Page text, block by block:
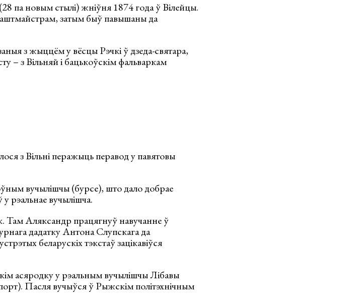
па новым стылі) жніўня 1874 года ў Вілейцы.
затым быў павышаны да
з жыццём у вёсцы Рэчкі ў дзеда-святара,
– з Вільняй і бацькоўскім фальваркам
з Вільні перажыць перавод у павятовы
вучылішчы (бурсе), што дало добрае
рэальнае вучылішча.
Там Аляксандр працягнуў навучанне ў
дадатку Антона Слупскага да
беларускіх тэкстаў зацікавіўся
асяродку у рэальным вучылішчы Лібавы
Пасля вучыўся ў Рыжскім політэхнічным